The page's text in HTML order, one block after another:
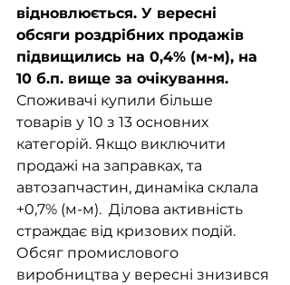
відновлюється. У вересні
обсяги роздрібних продажів
підвищились на 0,4% (м-м), на
10 б.п. вище за очікування.
Споживачі купили більше
товарів у 10 з 13 основних
категорій. Якщо виключити
продажі на заправках, та
автозапчастин, динаміка склала
+0,7% (м-м).  Ділова активність
страждає від кризових подій.
Обсяг промислового
виробництва у вересні знизився